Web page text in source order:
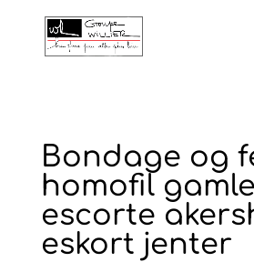
Bondage og
homofil
escorte
eskort jenter